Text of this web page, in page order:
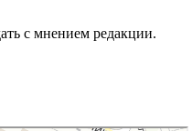
с мнением редакции.